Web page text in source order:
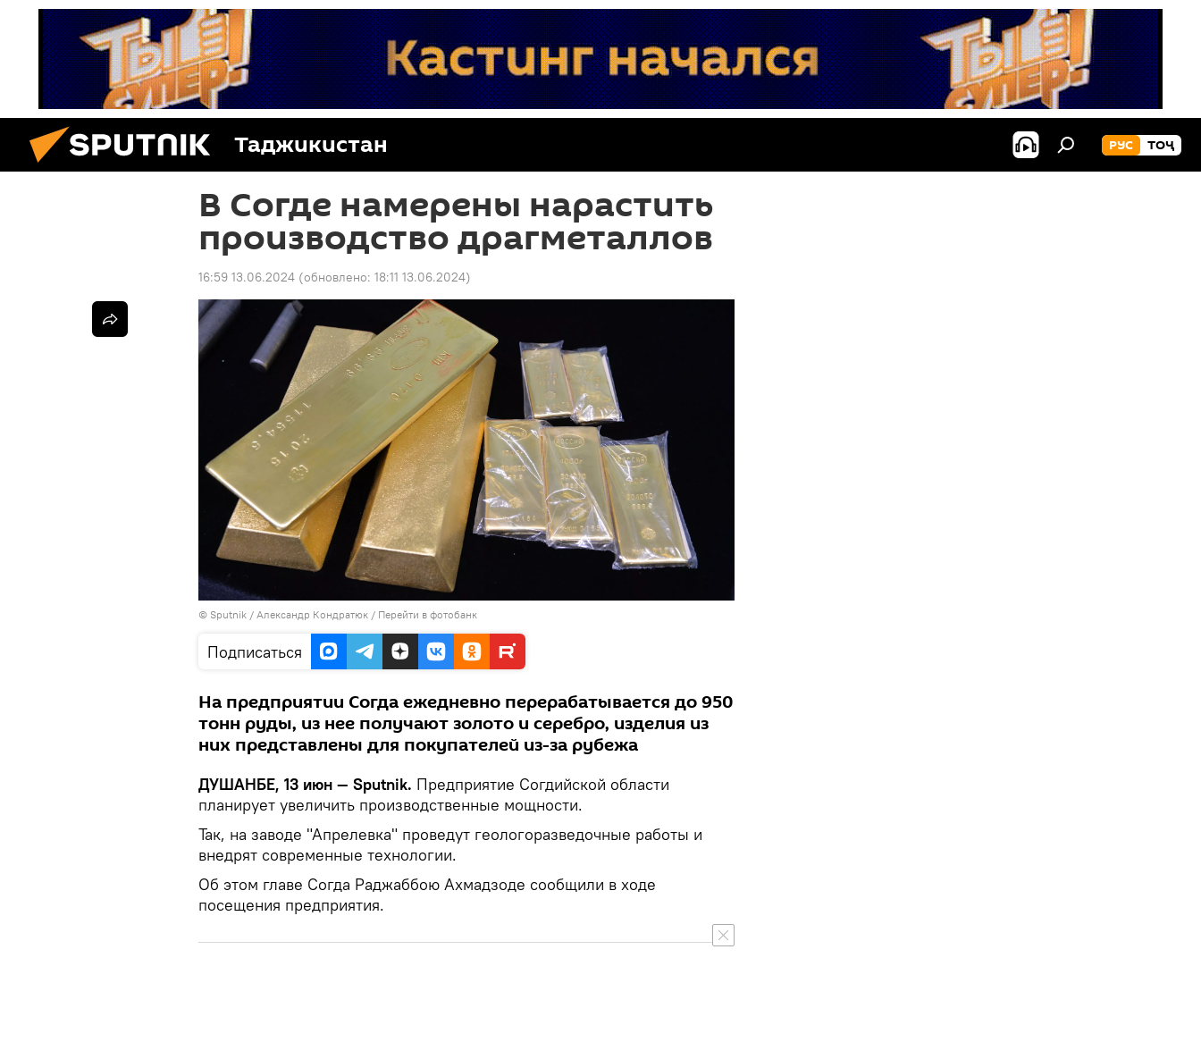
Таджикистан РУС ТОҶ
В Согде намерены нарастить
производство драгметаллов
16:59 13.06.2024 (обновлено: 18:11 13.06.2024)
© Sputnik / Александр Кондратюк / Перейти в фотобанк
Подписаться
На предприятии Согда ежедневно перерабатывается до 950
тонн руды, из нее получают золото и серебро, изделия из
них представлены для покупателей из-за рубежа
ДУШАНБЕ, 13 июн — Sputnik. Предприятие Согдийской области
планирует увеличить производственные мощности.
Так, на заводе "Апрелевка" проведут геологоразведочные работы и
внедрят современные технологии.
Об этом главе Согда Раджаббою Ахмадзоде сообщили в ходе
посещения предприятия.